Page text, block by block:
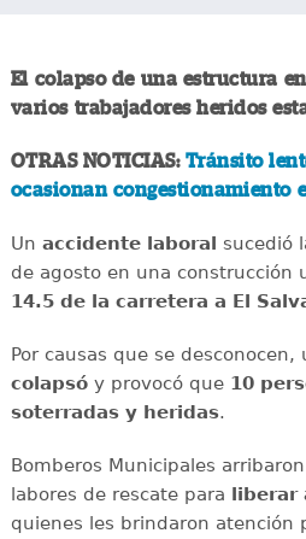
El colapso de una estructura
varios trabajadores heridos
OTRAS NOTICIAS:Tránsito
ocasionan congestionamiento
Un accidente laboral sucedió
de agosto en una construcción
14.5 de la carretera a El
Por causas que se desconocen,
colapsóy provocó que 10
soterradas y heridas.
Bomberos Municipales
labores de rescate para liberar
quienes les brindaron atención